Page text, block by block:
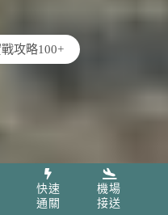
快速
通關
機場
接送
攻略100+